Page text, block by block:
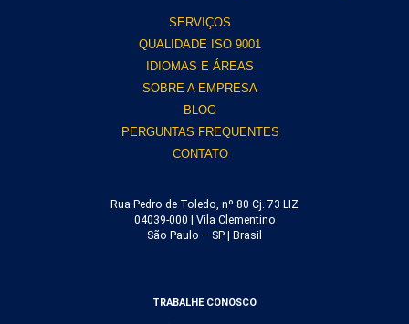
SERVIÇOS
QUALIDADE ISO 9001
IDIOMAS E ÁREAS
SOBRE A EMPRESA
BLOG
PERGUNTAS FREQUENTES
CONTATO
Rua Pedro de Toledo, nº 80 Cj. 73 LIZ
04039-000 | Vila Clementino
São Paulo – SP | Brasil
TRABALHE CONOSCO